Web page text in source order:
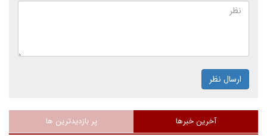
ارسال نظر
آخرین خبرها پر بازدیدترین ها